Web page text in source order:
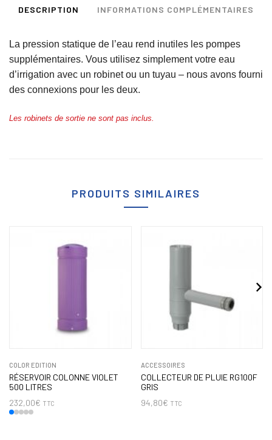
DESCRIPTION INFORMATIONS COMPLÉMENTAIRES
La pression statique de l’eau rend inutiles les pompes
supplémentaires. Vous utilisez simplement votre eau
d’irrigation avec un robinet ou un tuyau – nous avons fourni
des connexions pour les deux.
Les robinets de sortie ne sont pas inclus.
PRODUITS SIMILAIRES
COLOR EDITION
RÉSERVOIR COLONNE VIOLET
500 LITRES
232,00€ TTC
ACCESSOIRES
COLLECTEUR DE PLUIE RG100F
GRIS
94,80€ TTC